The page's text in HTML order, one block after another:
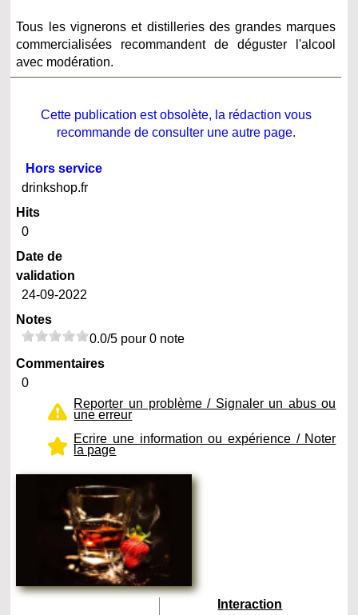
Tous les vignerons et distilleries des grandes marques
commercialisées recommandent de déguster l'alcool
avec modération.
Cette publication est obsolète, la rédaction vous
recommande de consulter une autre page.
Hors service
drinkshop.fr
Hits
0
Date de
validation
24-09-2022
Notes
0.0/5 pour 0 note
Commentaires
0
Reporter un problème / Signaler un abus ou
une erreur
Ecrire une information ou expérience / Noter
la page
Interaction